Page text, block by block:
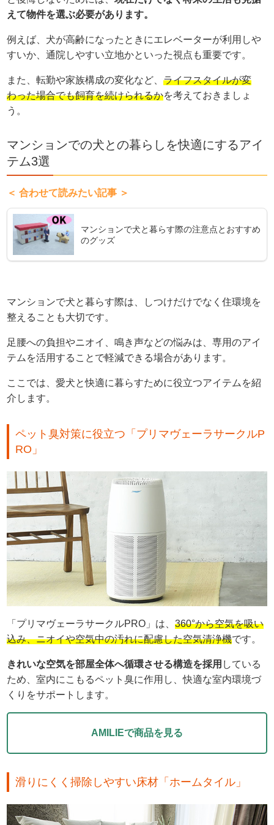
えて物件を選ぶ必要があります。
例えば、犬が高齢になったときにエレベーターが利用しや
すいか、通院しやすい立地かといった視点も重要です。
また、転勤や家族構成の変化など、ライフスタイルが変
わった場合でも飼育を続けられるかを考えておきましょ
う。
マンションでの犬との暮らしを快適にするアイ
テム3選
＜ 合わせて読みたい記事 ＞
マンションで犬と暮らす際の注意点とおすすめ
のグッズ
マンションで犬と暮らす際は、しつけだけでなく住環境を
整えることも大切です。
足腰への負担やニオイ、鳴き声などの悩みは、専用のアイ
テムを活用することで軽減できる場合があります。
ここでは、愛犬と快適に暮らすために役立つアイテムを紹
介します。
ペット臭対策に役立つ「プリマヴェーラサークルP
RO」
「プリマヴェーラサークルPRO」は、360°から空気を吸い
込み、ニオイや空気中の汚れに配慮した空気清浄機です。
きれいな空気を部屋全体へ循環させる構造を採用 している
ため、室内にこもるペット臭に作用し、快適な室内環境づ
くりをサポートします。
AMILIEで商品を見る
滑りにくく掃除しやすい床材「ホームタイル」